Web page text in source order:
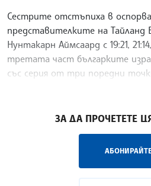
Сестрите отстъпиха в
представителките на Тайланд
Нунтакарн Аймсаард с 19:21,
третата част българките
със серия от три поредни
ЗА ДА ПРОЧЕТЕТЕ